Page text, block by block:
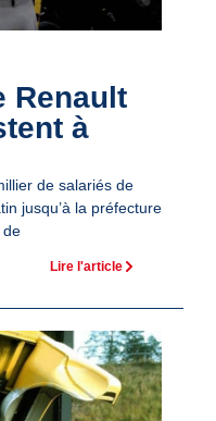
Renault
à
de salariés de
jusqu’à la préfecture
de
Lire l'article